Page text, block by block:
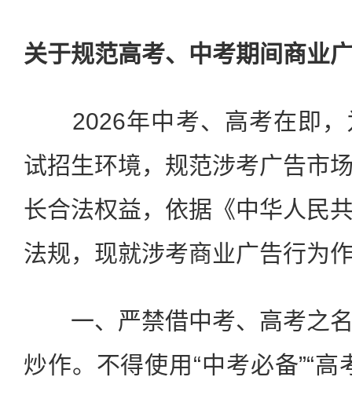
关于规范高考、中考期间商业
2026年中考、高考在即，
试招生环境，规范涉考广告市
长合法权益，依据《中华人民
法规，现就涉考商业广告行为
一、严禁借中考、高考之名
炒作。不得使用“中考必备”“